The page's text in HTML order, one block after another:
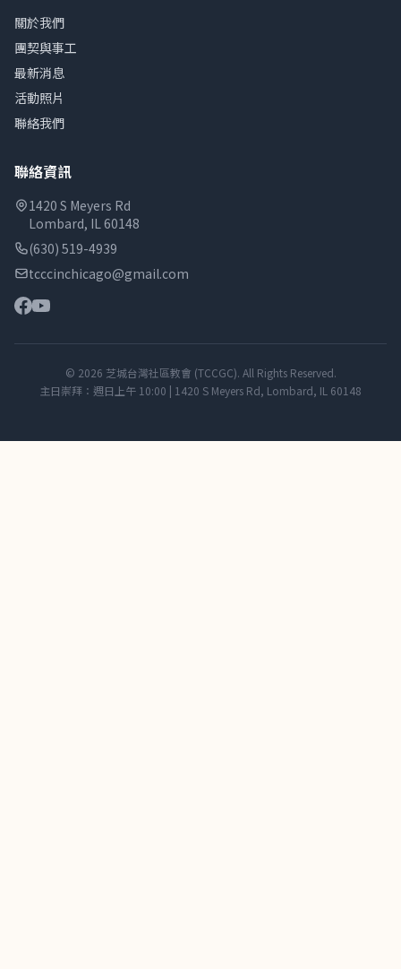
關於我們
團契與事工
最新消息
活動照片
聯絡我們
聯絡資訊
1420 S Meyers Rd
Lombard, IL 60148
(630) 519-4939
tcccinchicago@gmail.com
© 2026 芝城台灣社區教會 (TCCGC). All Rights Reserved.
主日崇拜：週日上午 10:00 | 1420 S Meyers Rd, Lombard, IL 60148